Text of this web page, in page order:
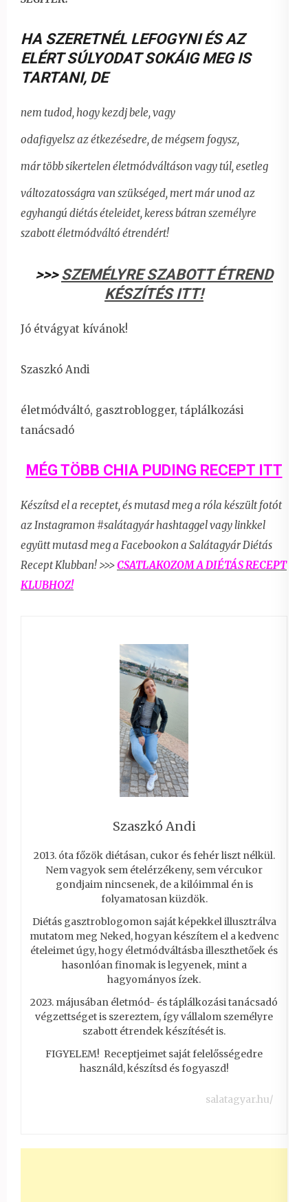
HA SZERETNÉL LEFOGYNI ÉS AZ
ELÉRT SÚLYODAT SOKÁIG MEG IS
TARTANI, DE
nem tudod, hogy kezdj bele, vagy
odafigyelsz az étkezésedre, de mégsem fogysz,
már több sikertelen életmódváltáson vagy túl, esetleg
változatosságra van szükséged, mert már unod az
egyhangú diétás ételeidet,keress bátran személyre
szabott életmódváltó étrendért!
>>>SZEMÉLYRE SZABOTT ÉTREND
KÉSZÍTÉS ITT!
Jó étvágyat kívánok!
Szaszkó Andi
életmódváltó, gasztroblogger, táplálkozási
tanácsadó
MÉG TÖBB CHIA PUDING RECEPT ITT
Készítsd el a receptet, és mutasd meg a róla készült fotót
az Instagramon #salátagyár hashtaggel vagy linkkel
együttmutasd meg a Facebookon a Salátagyár Diétás
Recept Klubban! >>>CSATLAKOZOM ADIÉTÁS RECEPT
KLUBHOZ!
Szaszkó Andi
2013. óta főzök diétásan, cukor és fehér liszt nélkül.
Nem vagyok sem ételérzékeny, sem vércukor
gondjaim nincsenek, de a kilóimmal én is
folyamatosan küzdök.
Diétás gasztroblogomon saját képekkel illusztrálva
mutatom meg Neked, hogyan készítem el a kedvenc
ételeimet úgy, hogy életmódváltásba illeszthetőek és
hasonlóan finomak is legyenek, mint a
hagyományos ízek.
2023. májusában életmód- és táplálkozási tanácsadó
végzettséget is szereztem, így vállalom személyre
szabott étrendek készítését is.
FIGYELEM! Receptjeimet saját felelősségedre
használd, készítsd és fogyaszd!
salatagyar.hu/